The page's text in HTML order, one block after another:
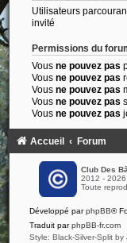
Utilisateurs
invité
Permissions du
Vous ne pouvez pas
Vous ne pouvez pas
Vous ne pouvez pas
Vous ne pouvez pas
Vous ne pouvez pas
Accueil Forum
Club Des
2012 -
Toute
Développé parphpBB®
Traduit parphpBB-fr.com
Style: Black-Silver-Split